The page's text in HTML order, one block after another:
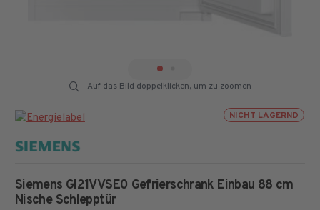
Auf das Bild doppelklicken, um zu zoomen
NICHT LAGERND
Siemens GI21VVSE0 Gefrierschrank Einbau 88 cm
Nische Schlepptür